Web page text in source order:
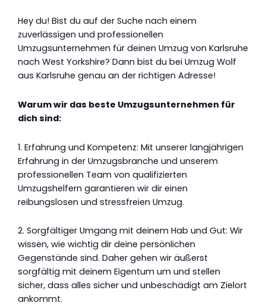
Hey du! Bist du auf der Suche nach einem
zuverlässigen und professionellen
Umzugsunternehmen für deinen Umzug von Karlsruhe
nach West Yorkshire? Dann bist du bei Umzug Wolf
aus Karlsruhe genau an der richtigen Adresse!
Warum wir das beste Umzugsunternehmen für
dich sind:
1. Erfahrung und Kompetenz: Mit unserer langjährigen
Erfahrung in der Umzugsbranche und unserem
professionellen Team von qualifizierten
Umzugshelfern garantieren wir dir einen
reibungslosen und stressfreien Umzug.
2. Sorgfältiger Umgang mit deinem Hab und Gut: Wir
wissen, wie wichtig dir deine persönlichen
Gegenstände sind. Daher gehen wir äußerst
sorgfältig mit deinem Eigentum um und stellen
sicher, dass alles sicher und unbeschädigt am Zielort
ankommt.